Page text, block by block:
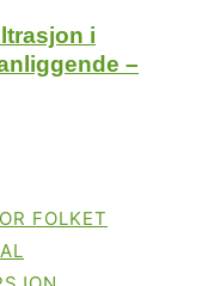
i
–
FOLKET